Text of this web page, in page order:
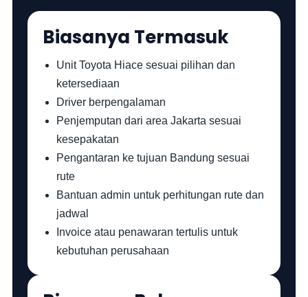
Biasanya Termasuk
Unit Toyota Hiace sesuai pilihan dan
ketersediaan
Driver berpengalaman
Penjemputan dari area Jakarta sesuai
kesepakatan
Pengantaran ke tujuan Bandung sesuai
rute
Bantuan admin untuk perhitungan rute dan
jadwal
Invoice atau penawaran tertulis untuk
kebutuhan perusahaan